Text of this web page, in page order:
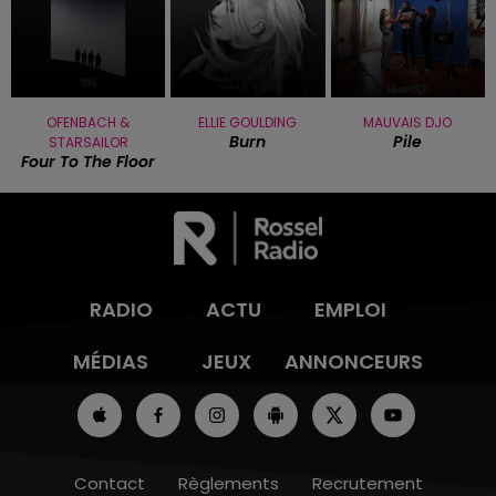
OFENBACH &
STARSAILOR
Four To The Floor
ELLIE GOULDING
Burn
MAUVAIS DJO
Pile
RADIO ACTU
EMPLOI
MÉDIAS
JEUX ANNONCEURS
Contact Règlements Recrutement